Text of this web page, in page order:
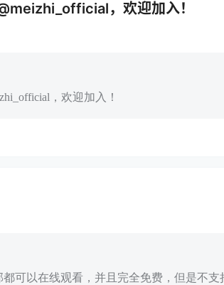
，欢迎加入！
，欢迎加入！
可以在线观看，并且完全免费，但是不支